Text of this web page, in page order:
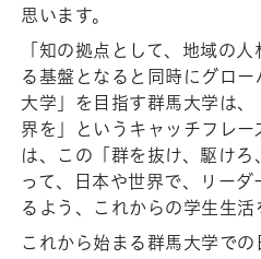
思います。
「知の拠点として、地域の
る基盤となると同時にグロ
大学」を目指す群馬大学は
界を」というキャッチフレ
は、この「群を抜け、駆け
って、日本や世界で、リー
るよう、これからの学生生活
これから始まる群馬大学で